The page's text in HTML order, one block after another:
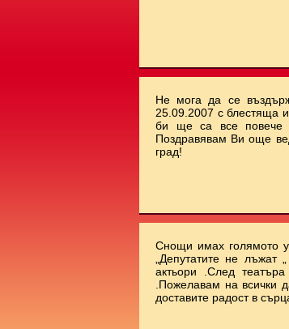
Не мога да се
25.09.2007 с блестяща
би ще са все повече
Поздравявам Ви още
град!
Снощи имах голямото
„Депутатите не
актьори .След
.Пожелавам на всички
доставите радост в